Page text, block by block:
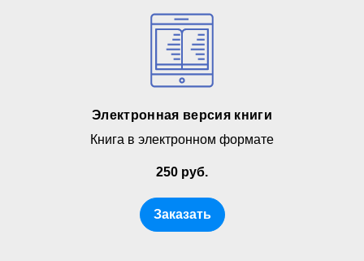
Электронная версия книги
Книга в электронном формате
250 руб.
Заказать